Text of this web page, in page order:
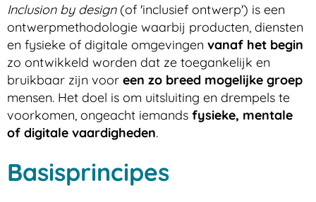
Inclusion by design(of 'inclusief ontwerp') is een
ontwerpmethodologie waarbij producten, diensten
en fysieke of digitale omgevingen vanaf het begin
zo ontwikkeld worden dat ze toegankelijk en
bruikbaar zijn voor een zo breed mogelijke groep
mensen. Het doel is om uitsluiting en drempels te
voorkomen, ongeacht iemands fysieke, mentale
of digitale vaardigheden.
Basisprincipes